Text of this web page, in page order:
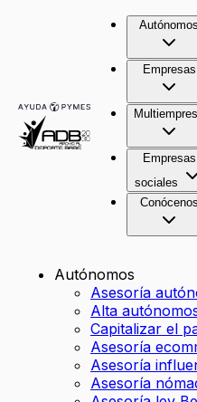
Autónomos
Empresas
Empresas
sociales
Conócenos
Autónomos
Asesoría
Alta
Capitalizar el
Asesoría
Asesoría
Asesoría